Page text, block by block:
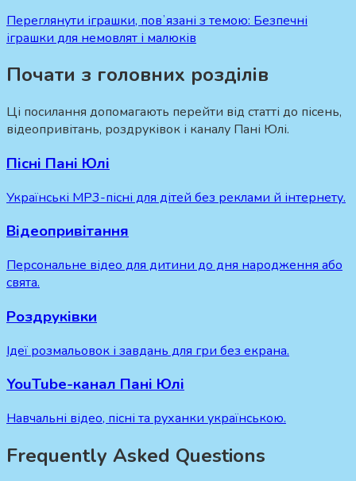
Переглянути іграшки, повʼязані з темою: Безпечні
іграшки для немовлят і малюків
Почати з головних розділів
Ці посилання допомагають перейти від статті до пісень,
відеопривітань, роздруківок і каналу Пані Юлі.
Пісні Пані Юлі
Українські MP3-пісні для дітей без реклами й інтернету.
Відеопривітання
Персональне відео для дитини до дня народження або
свята.
Роздруківки
Ідеї розмальовок і завдань для гри без екрана.
YouTube-канал Пані Юлі
Навчальні відео, пісні та руханки українською.
Frequently Asked Questions